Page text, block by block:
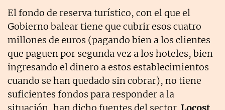
El fondo de reserva turístico, con el que el
Gobierno balear tiene que cubrir esos cuatro
millones de euros (pagando bien a los clientes
que paguen por segunda vez a los hoteles, bien
ingresando el dinero a estos establecimientos
cuando se han quedado sin cobrar), no tiene
suficientes fondos para responder a la
situación, han dicho fuentes del sector. Locost